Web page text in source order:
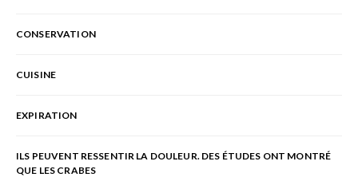
CONSERVATION
CUISINE
EXPIRATION
ILS PEUVENT RESSENTIR LA DOULEUR. DES ÉTUDES ONT MONTRÉ
QUE LES CRABES